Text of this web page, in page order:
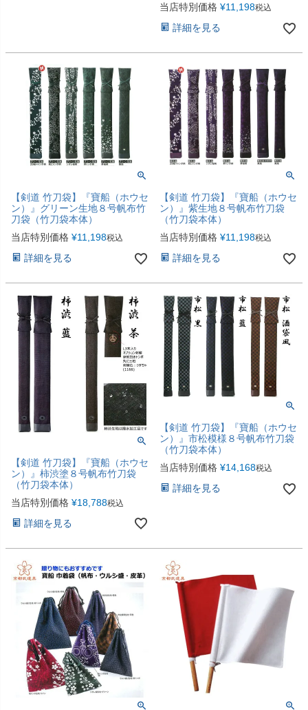
当店特別価格 ¥11,198税込
詳細を見る
【剣道 竹刀袋】『寶船（ホウセ
ン）』グリーン生地８号帆布竹
刀袋（竹刀袋本体）
当店特別価格 ¥11,198税込
詳細を見る
【剣道 竹刀袋】『寶船（ホウセ
ン）』紫生地８号帆布竹刀袋
（竹刀袋本体）
当店特別価格 ¥11,198税込
詳細を見る
【剣道 竹刀袋】『寶船（ホウセ
ン）』柿渋塗８号帆布竹刀袋
（竹刀袋本体）
当店特別価格 ¥18,788税込
詳細を見る
【剣道 竹刀袋】『寶船（ホウセ
ン）』市松模様８号帆布竹刀袋
（竹刀袋本体）
当店特別価格 ¥14,168税込
詳細を見る